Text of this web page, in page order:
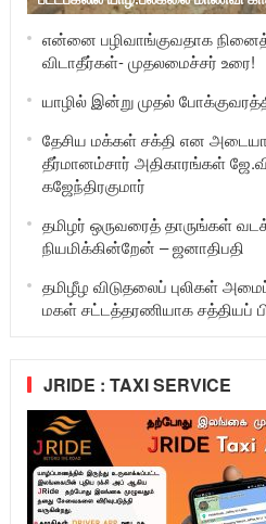
என்னை பழிவாங்குவதாக
விடாதீர்கள்- முதலமைச்சர் உரை!
யாழில் இன்று முதல்
தேசிய மக்கள் சக்தி என
தீர்மானம்சார் அதிகாரங்கள்
கஜேந்திரகுமார்
தமிழர் ஒருவரைத் தாருங்கள்
நியமிக்கின்றேன் – ஜனாதிபதி
தமிழீழ விடுதலைப் புலிகள்
மகள் சட்டத்தரணியாக சத்தியப்
JRIDE : TAXI SERVICE